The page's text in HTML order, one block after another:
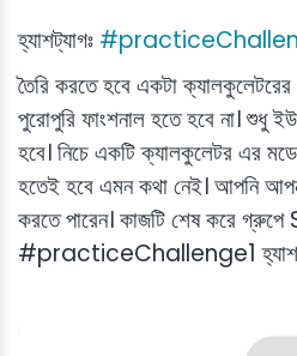
হ্যাশট্যাগঃ
তৈরি করতে হবে একটা
পুরোপুরি ফাংশনাল হতে হবে না। শুধু
হবে। নিচে একটি ক্যালকুলেটর এর
হতেই হবে এমন কথা নেই। আপনি
করতে পারেন। কাজটি শেষ করে
#practiceChallenge1